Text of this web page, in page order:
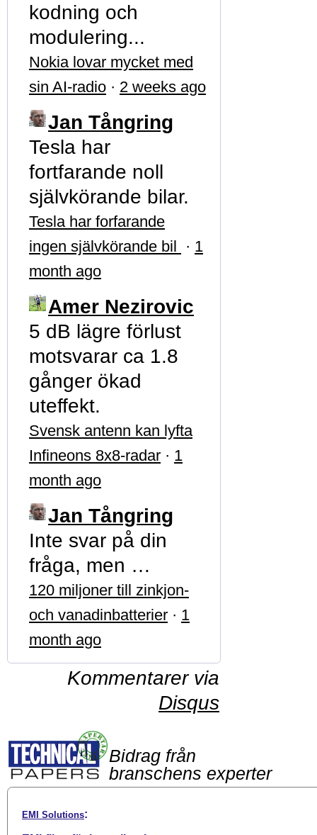
kodning och
modulering...
Nokia lovar mycket med
sin AI-radio · 2 weeks ago
Jan Tångring
Tesla har
fortfarande noll
självkörande bilar.
Tesla har forfarande
ingen självkörande bil · 1
month ago
Amer Nezirovic
5 dB lägre förlust
motsvarar ca 1.8
gånger ökad
uteffekt.
Svensk antenn kan lyfta
Infineons 8x8-radar · 1
month ago
Jan Tångring
Inte svar på din
fråga, men …
120 miljoner till zinkjon-
och vanadinbatterier · 1
month ago
Kommentarer via
Disqus
Bidrag från
branschens experter
EMI Solutions: